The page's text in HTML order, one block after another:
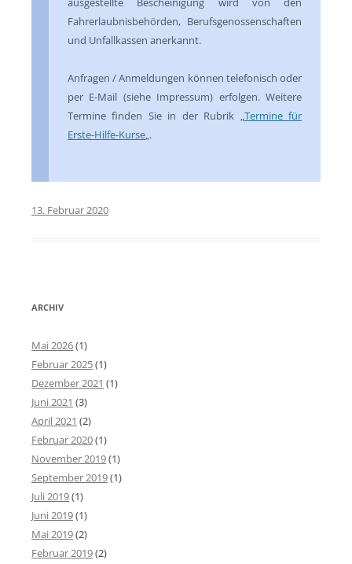
Fahrerlaubnisbehörden, Berufsgenossenschaften
und Unfallkassen anerkannt.
Anfragen / Anmeldungen können telefonisch oder
per E-Mail (siehe Impressum) erfolgen. Weitere
Termine finden Sie in der Rubrik „Termine für
Erste-Hilfe-Kurse„.
13. Februar 2020
ARCHIV
Mai 2026(1)
Februar 2025(1)
Dezember 2021 (1)
Juni 2021 (3)
April 2021 (2)
Februar 2020(1)
November 2019(1)
September 2019(1)
Juli 2019(1)
Juni 2019(1)
Mai 2019(2)
Februar 2019(2)